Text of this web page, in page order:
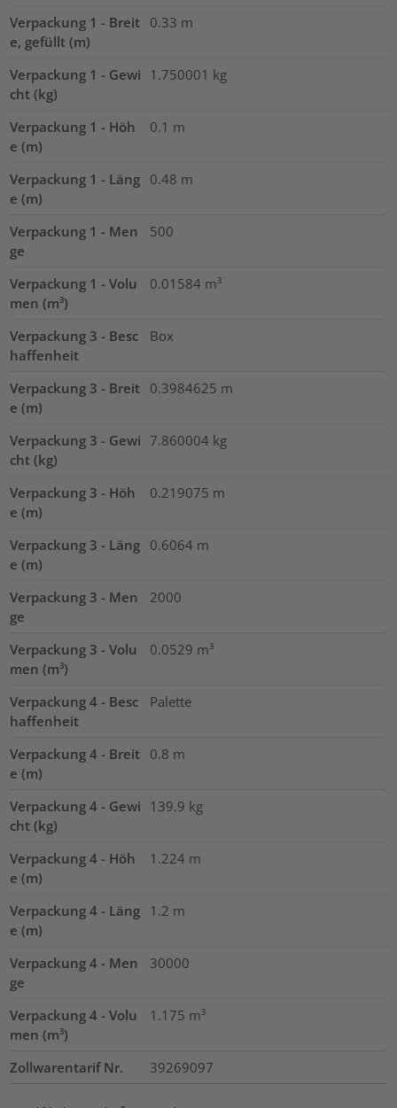
Verpackung 1 - Breit
e, gefüllt (m)
0.33 m
Verpackung 1 - Gewi
cht (kg)
1.750001 kg
Verpackung 1 - Höh
e (m)
0.1 m
Verpackung 1 - Läng
e (m)
0.48 m
Verpackung 1 - Men
ge
500
Verpackung 1 - Volu
men (m³)
0.01584 m³
Verpackung 3 - Besc
haffenheit
Box
Verpackung 3 - Breit
e (m)
0.3984625 m
Verpackung 3 - Gewi
cht (kg)
7.860004 kg
Verpackung 3 - Höh
e (m)
0.219075 m
Verpackung 3 - Läng
e (m)
0.6064 m
Verpackung 3 - Men
ge
2000
Verpackung 3 - Volu
men (m³)
0.0529 m³
Verpackung 4 - Besc
haffenheit
Palette
Verpackung 4 - Breit
e (m)
0.8 m
Verpackung 4 - Gewi
cht (kg)
139.9 kg
Verpackung 4 - Höh
e (m)
1.224 m
Verpackung 4 - Läng
e (m)
1.2 m
Verpackung 4 - Men
ge
30000
Verpackung 4 - Volu
men (m³)
1.175 m³
Zollwarentarif Nr. 39269097